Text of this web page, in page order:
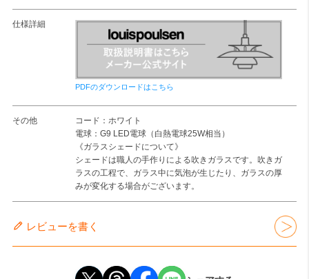
仕様詳細
PDFのダウンロードはこちら
その他
コード：ホワイト
電球：G9 LED電球（白熱電球25W相当）
《ガラスシェードについて》
シェードは職人の手作りによる吹きガラスです。吹きガ
ラスの工程で、ガラス中に気泡が生じたり、ガラスの厚
みが変化する場合がございます。
レビューを書く